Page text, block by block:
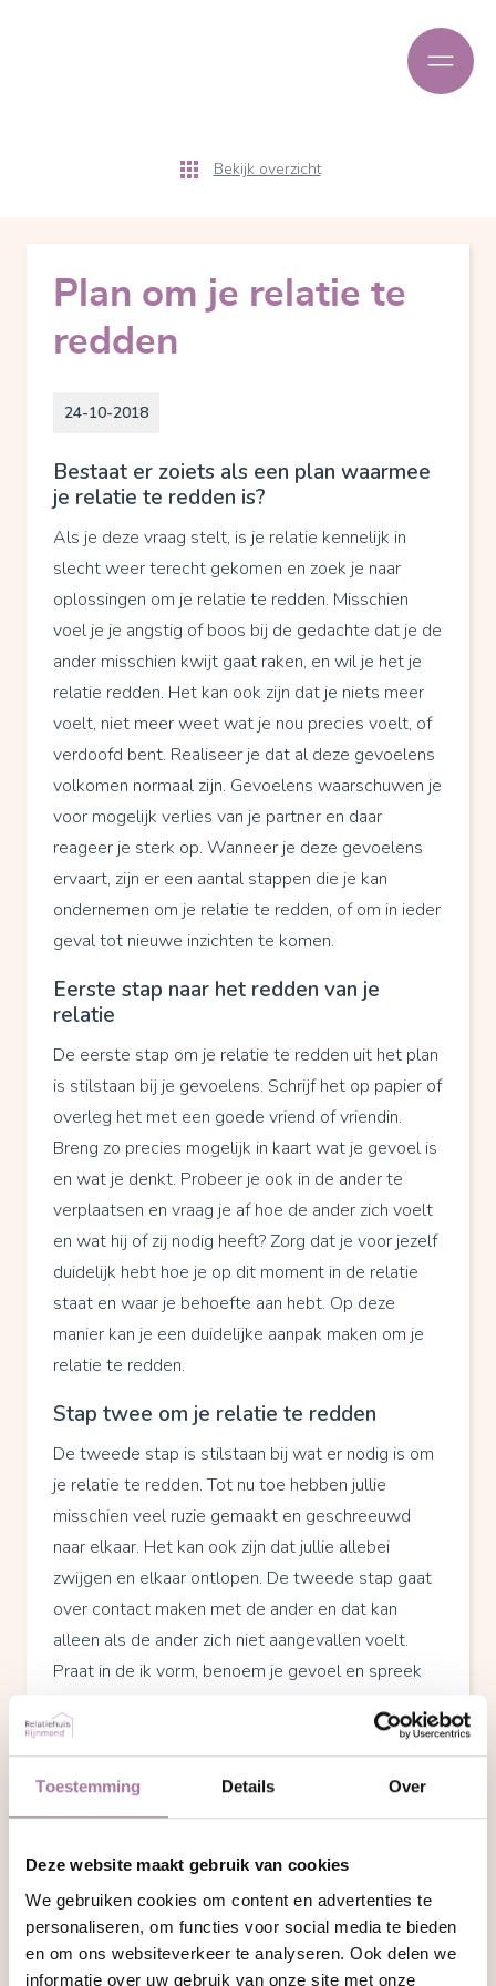
Toestemming Details Over
Deze website maakt gebruik van cookies
We gebruiken cookies om content en advertenties te
personaliseren, om functies voor social media te bieden
en om ons websiteverkeer te analyseren. Ook delen we
informatie over uw gebruik van onze site met onze
Bekijk overzicht
Plan om je relatie te
redden
24-10-2018
Bestaat er zoiets als een plan waarmee
je relatie te redden is?
Als je deze vraag stelt, is je relatie kennelijk in
slecht weer terecht gekomen en zoek je naar
oplossingen om je relatie te redden. Misschien
voel je je angstig of boos bij de gedachte dat je de
ander misschien kwijt gaat raken, en wil je het je
relatie redden. Het kan ook zijn dat je niets meer
voelt, niet meer weet wat je nou precies voelt, of
verdoofd bent. Realiseer je dat al deze gevoelens
volkomen normaal zijn. Gevoelens waarschuwen je
voor mogelijk verlies van je partner en daar
reageer je sterk op. Wanneer je deze gevoelens
ervaart, zijn er een aantal stappen die je kan
ondernemen om je relatie te redden, of om in ieder
geval tot nieuwe inzichten te komen.
Eerste stap naar het redden van je
relatie
De eerste stap om je relatie te redden uit het plan
is stilstaan bij je gevoelens. Schrijf het op papier of
overleg het met een goede vriend of vriendin.
Breng zo precies mogelijk in kaart wat je gevoel is
en wat je denkt. Probeer je ook in de ander te
verplaatsen en vraag je af hoe de ander zich voelt
en wat hij of zij nodig heeft? Zorg dat je voor jezelf
duidelijk hebt hoe je op dit moment in de relatie
staat en waar je behoefte aan hebt. Op deze
manier kan je een duidelijke aanpak maken om je
relatie te redden.
Stap twee om je relatie te redden
De tweede stap is stilstaan bij wat er nodig is om
je relatie te redden. Tot nu toe hebben jullie
misschien veel ruzie gemaakt en geschreeuwd
naar elkaar. Het kan ook zijn dat jullie allebei
zwijgen en elkaar ontlopen. De tweede stap gaat
over contact maken met de ander en dat kan
alleen als de ander zich niet aangevallen voelt.
Praat in de ik vorm, benoem je gevoel en spreek
praten en je relatie te redden.
De derde stap om je relatie te redden
De derde stap is overeenstemming bereiken.
Overeenstemming dat jullie zo niet verder willen
omgaan met elkaar om zo je relatie redden. Waak
ervoor om niet in een spel van aanval en
verdediging te geraken. In dit stadium gaat het niet